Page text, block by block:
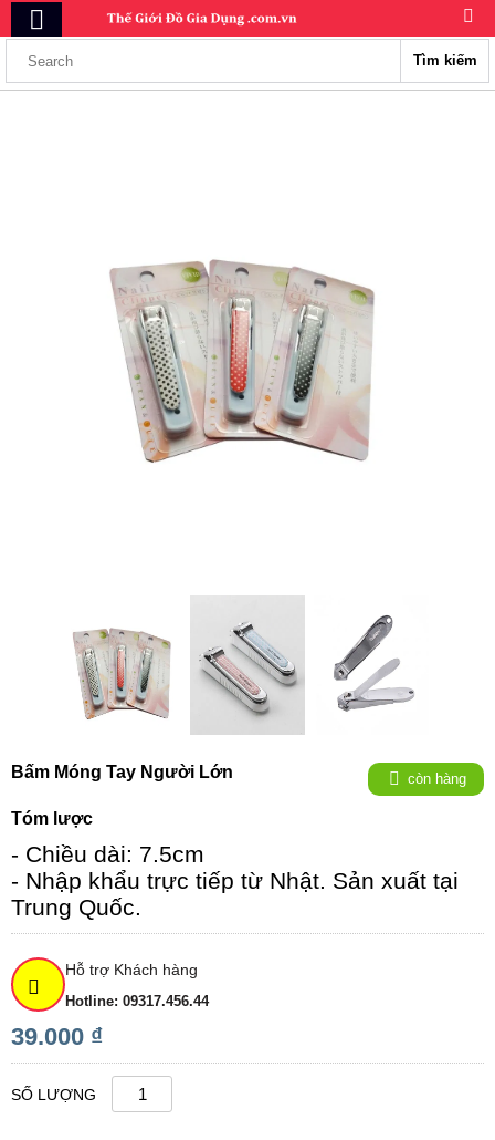
Tìm kiếm
Bấm Móng Tay Người Lớn còn hàng
Tóm lược
- Chiều dài: 7.5cm
- Nhập khẩu trực tiếp từ Nhật. Sản xuất tại
Trung Quốc.
Hỗ trợ Khách hàng
Hotline: 09317.456.44
39.000 ₫
SỐ LƯỢNG